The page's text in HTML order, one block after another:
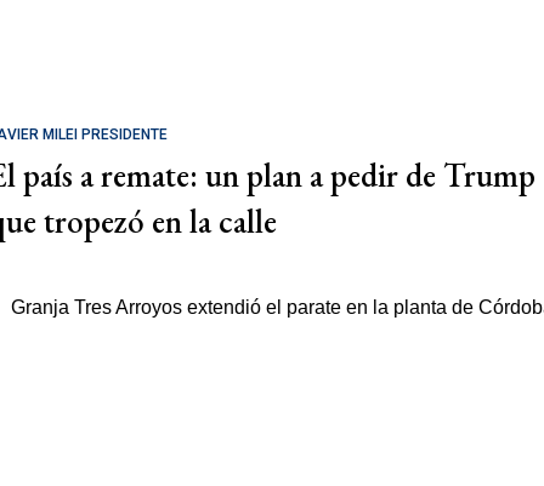
MILEI PRESIDENTE
país a remate: un plan a pedir de Trump
tropezó en la calle